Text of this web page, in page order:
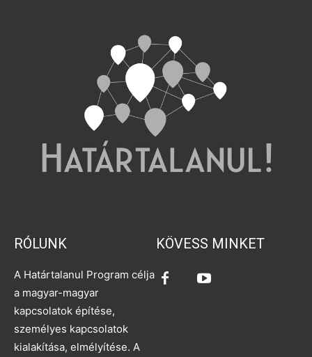
RÓLUNK
A Határtalanul Program célja
a magyar-magyar
kapcsolatok építése,
személyes kapcsolatok
kialakítása, elmélyítése. A
KÖVESS MINKET